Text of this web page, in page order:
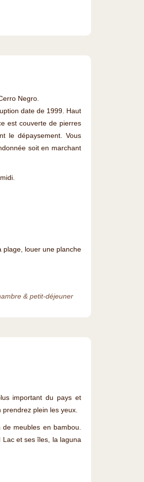
Negro.
date de 1999. Haut
est couverte de pierres
le dépaysement. Vous
soit en marchant
plage, louer une planche
& petit-déjeuner
important du pays et
plein les yeux.
de meubles en bambou.
et ses îles, la laguna